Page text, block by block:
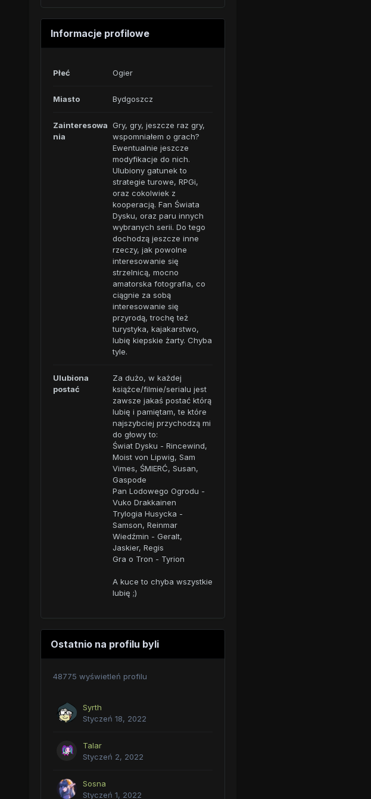
Informacje profilowe
Płeć Ogier
Miasto Bydgoszcz
Zainteresowa
nia
Gry, gry, jeszcze raz gry,
wspomniałem o grach?
Ewentualnie jeszcze
modyfikacje do nich.
Ulubiony gatunek to
strategie turowe, RPGi,
oraz cokolwiek z
kooperacją. Fan Świata
Dysku, oraz paru innych
wybranych serii. Do tego
dochodzą jeszcze inne
rzeczy, jak powolne
interesowanie się
strzelnicą, mocno
amatorska fotografia, co
ciągnie za sobą
interesowanie się
przyrodą, trochę też
turystyka, kajakarstwo,
lubię kiepskie żarty. Chyba
tyle.
Ulubiona
postać
Za dużo, w każdej
książce/filmie/serialu jest
zawsze jakaś postać którą
lubię i pamiętam, te które
najszybciej przychodzą mi
do głowy to:
Świat Dysku - Rincewind,
Moist von Lipwig, Sam
Vimes, ŚMIERĆ, Susan,
Gaspode
Pan Lodowego Ogrodu -
Vuko Drakkainen
Trylogia Husycka -
Samson, Reinmar
Wiedźmin - Geralt,
Jaskier, Regis
Gra o Tron - Tyrion
A kuce to chyba wszystkie
lubię ;)
Ostatnio na profilu byli
48775 wyświetleń profilu
Syrth
Styczeń 18, 2022
Talar
Styczeń 2, 2022
Sosna
Styczeń 1, 2022